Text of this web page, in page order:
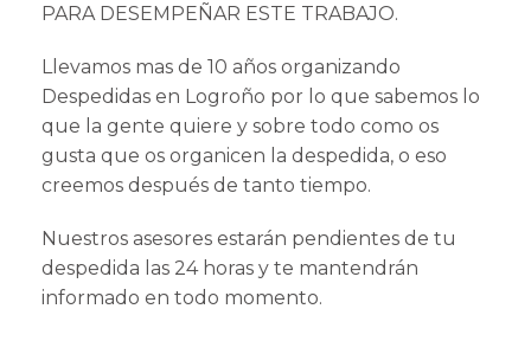
PARA DESEMPEÑAR ESTE TRABAJO.
Llevamos mas de 10 años organizando
Despedidas en Logroño por lo que sabemos lo
que la gente quiere y sobre todo como os
gusta que os organicen la despedida, o eso
creemos después de tanto tiempo.
Nuestros asesores estarán pendientes de tu
despedida las 24 horas y te mantendrán
informado en todo momento.